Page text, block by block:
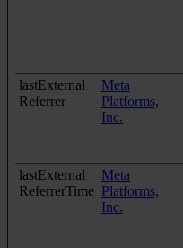
lastExternal
Referrer
Meta
Platforms,
Inc.
lastExternal
ReferrerTime
Meta
Platforms,
Inc.